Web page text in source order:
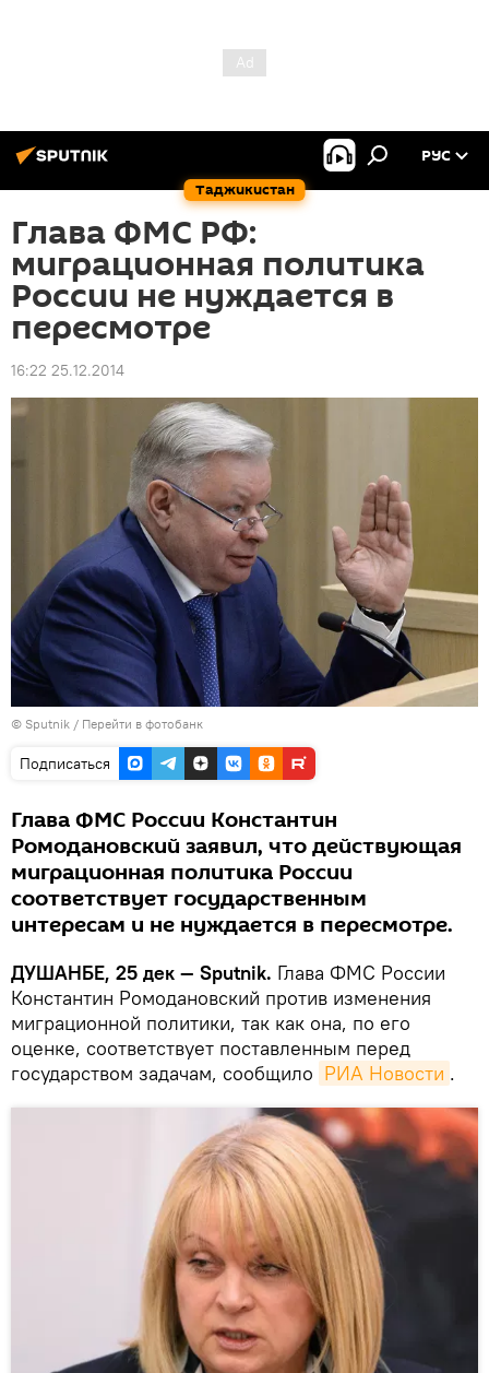
Таджикистан
РУС
Глава ФМС РФ:
миграционная политика
России не нуждается в
пересмотре
16:22 25.12.2014
© Sputnik / Перейти в фотобанк
Подписаться
Глава ФМС России Константин
Ромодановский заявил, что действующая
миграционная политика России
соответствует государственным
интересам и не нуждается в пересмотре.
ДУШАНБЕ, 25 дек — Sputnik. Глава ФМС России
Константин Ромодановский против изменения
миграционной политики, так как она, по его
оценке, соответствует поставленным перед
государством задачам, сообщило РИА Новости .